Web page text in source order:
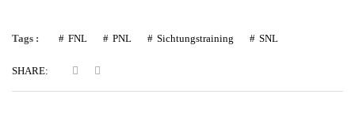
Tags : FNL PNL Sichtungstraining SNL
SHARE: